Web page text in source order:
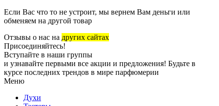
Если Вас что то не устроит, мы вернем Вам деньги или
обменяем на другой товар
Отзывы о нас на других сайтах
Присоединяйтесь!
Вступайте в наши группы
и узнавайте первыми все акции и предложения! Будьте в
курсе последних трендов в мире парфюмерии
Меню
Духи